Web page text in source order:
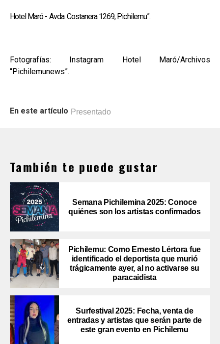
Hotel Maró - Avda. Costanera 1269, Pichilemu”.
Fotografías: Instagram Hotel Maró/Archivos
“Pichilemunews”.
En este artículo Presentado
También te puede gustar
Semana Pichilemina 2025: Conoce
quiénes son los artistas confirmados
Pichilemu: Como Ernesto Lértora fue
identificado el deportista que murió
trágicamente ayer, al no activarse su
paracaidista
Surfestival 2025: Fecha, venta de
entradas y artistas que serán parte de
este gran evento en Pichilemu